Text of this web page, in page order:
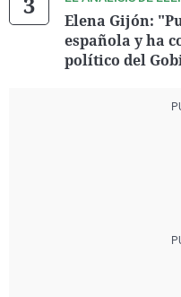
Elena Gijón:
española y ha
político del